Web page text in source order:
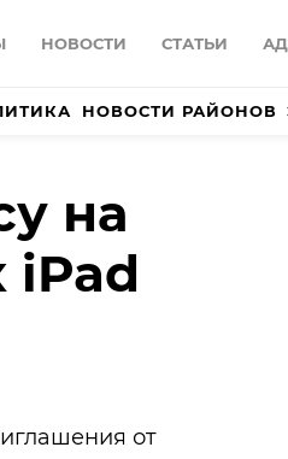
НОВОСТИ СТАТЬИ
НОВОСТИ РАЙОНОВ
на
iPad
от